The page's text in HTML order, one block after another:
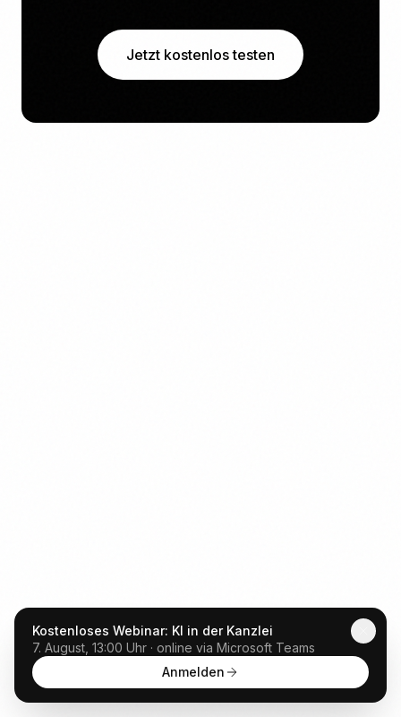
Jetzt kostenlos testen
Kostenloses Webinar: KI in der Kanzlei
7. August, 13:00 Uhr · online via Microsoft Teams
Anmelden